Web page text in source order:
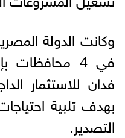
فدان للاستثمار
بهدف تلبية
التصدير.